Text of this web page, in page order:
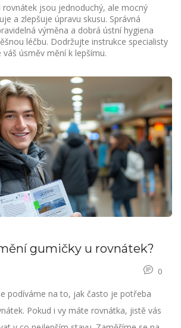
rovnátek jsou jednoduchý, ale mocný
a zlepšuje úpravu skusu. Správná
výměna a dobrá ústní hygiena
léčbu. Dodržujte instrukce specialisty
úsměv mění k lepšímu.
gumičky u rovnátek?
0
podíváme na to, jak často je potřeba
Pokud i vy máte rovnátka, jistě vás